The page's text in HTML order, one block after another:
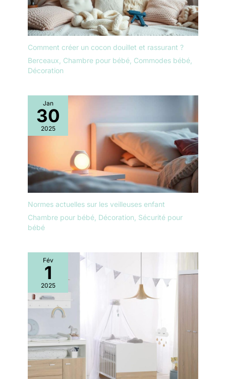
lisse et des bords arrondis, assurant une sécurité maximale.
Comment créer un cocon douillet et rassurant ?
Berceaux Chambre pour bébé Commodes bébé
Décoration
Jan
30
2025
Normes actuelles sur les veilleuses enfant
Chambre pour bébé Décoration Sécurité pour
bébé
Fév
1
2025